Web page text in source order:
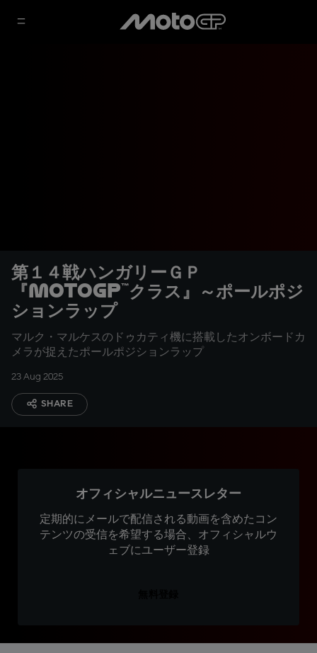
第１４戦ハンガリーＧＰ
『MotoGP™クラス』～ポールポジ
ションラップ
マルク・マルケスのドゥカティ機に搭載したオンボードカ
メラが捉えたポールポジションラップ
23 Aug 2025
SHARE
オフィシャルニュースレター
定期的にメールで配信される動画を含めたコン
テンツの受信を希望する場合、オフィシャルウ
ェブにユーザー登録